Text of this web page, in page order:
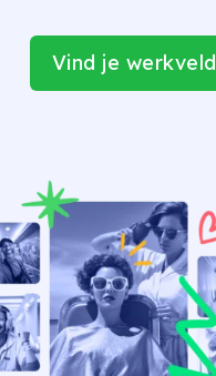
Vind je werkveld